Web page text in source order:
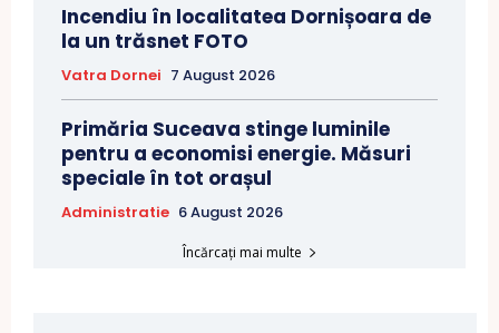
Incendiu în localitatea Dornișoara de
la un trăsnet FOTO
Vatra Dornei 7 August 2026
Primăria Suceava stinge luminile
pentru a economisi energie. Măsuri
speciale în tot orașul
Administratie 6 August 2026
Încărcați mai multe